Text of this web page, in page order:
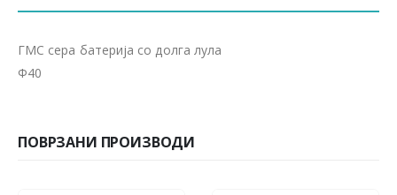
ГМС сера батерија со долга лула
Ф40
ПОВРЗАНИ ПРОИЗВОДИ